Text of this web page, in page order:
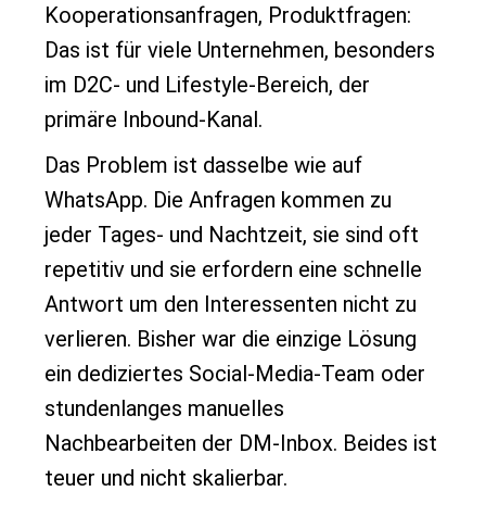
Kooperationsanfragen, Produktfragen:
Das ist für viele Unternehmen, besonders
im D2C- und Lifestyle-Bereich, der
primäre Inbound-Kanal.
Das Problem ist dasselbe wie auf
WhatsApp. Die Anfragen kommen zu
jeder Tages- und Nachtzeit, sie sind oft
repetitiv und sie erfordern eine schnelle
Antwort um den Interessenten nicht zu
verlieren. Bisher war die einzige Lösung
ein dediziertes Social-Media-Team oder
stundenlanges manuelles
Nachbearbeiten der DM-Inbox. Beides ist
teuer und nicht skalierbar.